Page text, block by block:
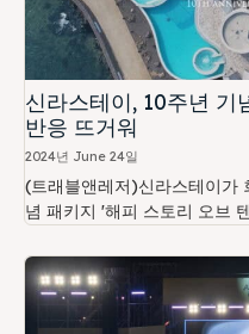
신라스테이, 10주년 기
반응 뜨거워
2024년 June 24일
(트래블앤레저)신라스테이가
념 패키지 '해피 스토리 오브